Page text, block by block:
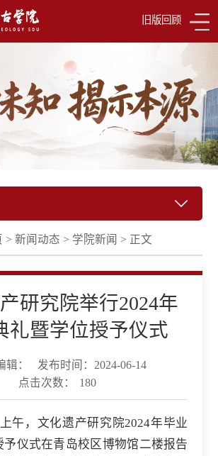
旧版回顾
>新闻动态 > 学院新闻 > 正文
研究院举行2024年
礼暨学位授予仪式
辑：
发布时间：2024-06-14
点击次数：
180
午，文化遗产研究院2024年毕业
予仪式在青岛校区博物馆二楼报告